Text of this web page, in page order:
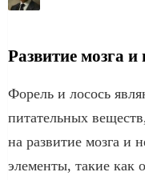
Развитие мозга
Форель и лосось
питательных
на развитие мозга и
элементы, такие как